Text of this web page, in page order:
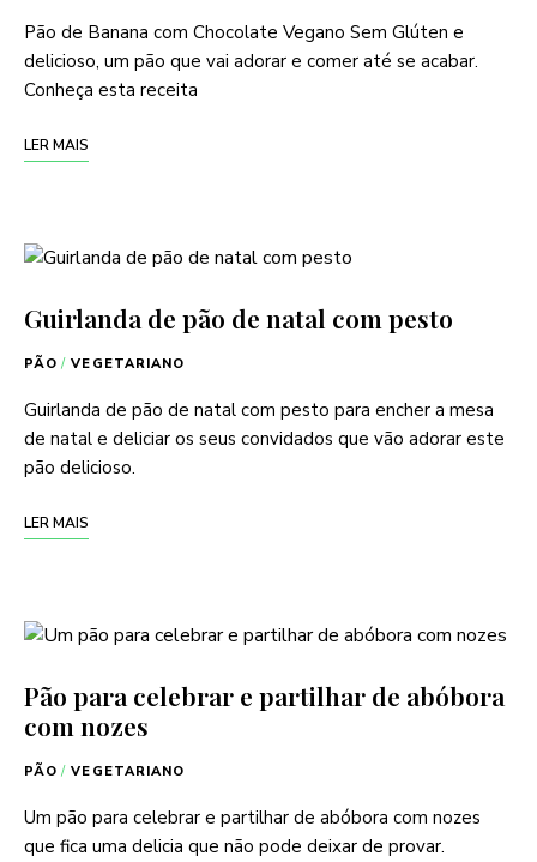
Pão de Banana com Chocolate Vegano Sem Glúten e
delicioso, um pão que vai adorar e comer até se acabar.
Conheça esta receita
LER MAIS
Guirlanda de pão de natal com pesto
PÃO / VEGETARIANO
Guirlanda de pão de natal com pesto para encher a mesa
de natal e deliciar os seus convidados que vão adorar este
pão delicioso.
LER MAIS
Pão para celebrar e partilhar de abóbora
com nozes
PÃO / VEGETARIANO
Um pão para celebrar e partilhar de abóbora com nozes
que fica uma delicia que não pode deixar de provar.